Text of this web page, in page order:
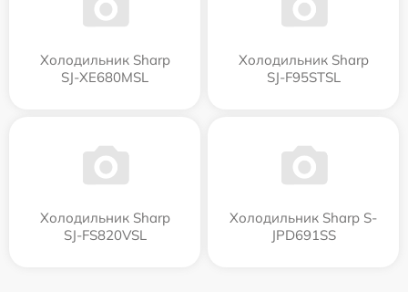
Холодильник Sharp
SJ-XE680MSL
Холодильник Sharp
SJ-F95STSL
Холодильник Sharp
SJ-FS820VSL
Холодильник Sharp S-
JPD691SS